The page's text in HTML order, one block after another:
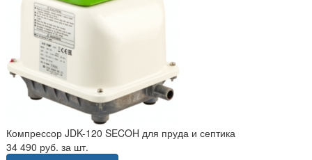
Компрессор JDK-120 SECOH для пруда и септика
34 490 руб. за шт.